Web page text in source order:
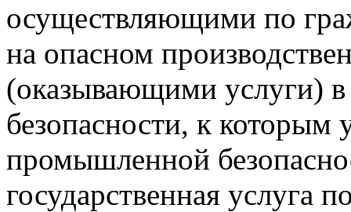
осуществляющими по
на опасном
(оказывающими услуги)
безопасности, к которым
промышленной
государственная услуга